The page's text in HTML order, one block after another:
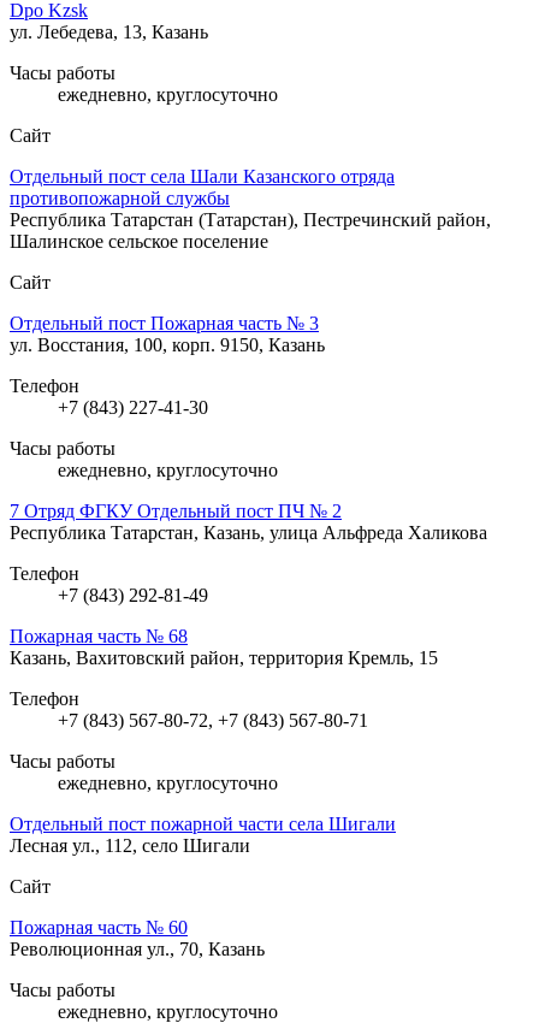
Dpo Kzsk
ул. Лебедева, 13, Казань
Часы работы
ежедневно, круглосуточно
Сайт
Отдельный пост села Шали Казанского отряда
противопожарной службы
Республика Татарстан (Татарстан), Пестречинский район,
Шалинское сельское поселение
Сайт
Отдельный пост Пожарная часть № 3
ул. Восстания, 100, корп. 9150, Казань
Телефон
+7 (843) 227-41-30
Часы работы
ежедневно, круглосуточно
7 Отряд ФГКУ Отдельный пост ПЧ № 2
Республика Татарстан, Казань, улица Альфреда Халикова
Телефон
+7 (843) 292-81-49
Пожарная часть № 68
Казань, Вахитовский район, территория Кремль, 15
Телефон
+7 (843) 567-80-72, +7 (843) 567-80-71
Часы работы
ежедневно, круглосуточно
Отдельный пост пожарной части села Шигали
Лесная ул., 112, село Шигали
Сайт
Пожарная часть № 60
Революционная ул., 70, Казань
Часы работы
ежедневно, круглосуточно